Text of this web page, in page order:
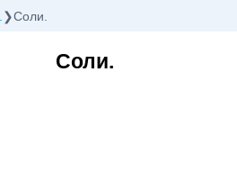
Соли.
Соли.